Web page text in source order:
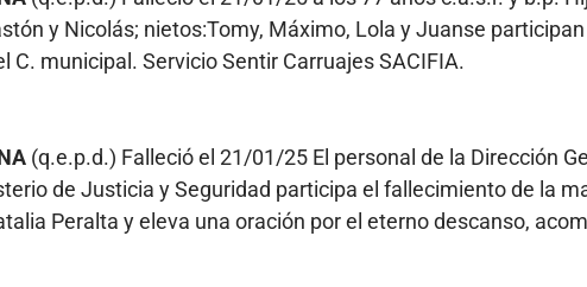
y Nicolás; nietos:Tomy, Máximo, Lola y Juanse
municipal. Servicio Sentir Carruajes SACIFIA.
(q.e.p.d.) Falleció el 21/01/25 El personal de la Dirección
de Justicia y Seguridad participa el fallecimiento de la
Peralta y eleva una oración por el eterno descanso,